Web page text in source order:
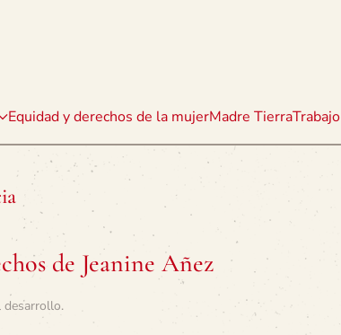
Equidad y derechos de la mujerMadre TierraTrabajo
de Jeanine Añez
desarrollo.